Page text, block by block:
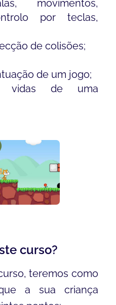
movimentos,
por teclas,
de colisões;
de um jogo;
vidas de uma
curso?
teremos como
a sua criança